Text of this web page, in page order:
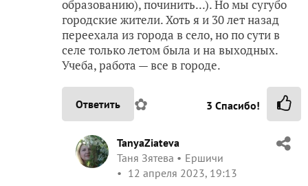
образованию), починить...). Но мы сугубо
городские жители. Хоть я и 30 лет назад
переехала из города в село, но по сути в
селе только летом была и на выходных.
Учеба, работа — все в городе.
Ответить ✿ 3 Спасибо!
TanyaZiateva
Таня Зятева
Ершичи
12 апреля 2023, 19:13